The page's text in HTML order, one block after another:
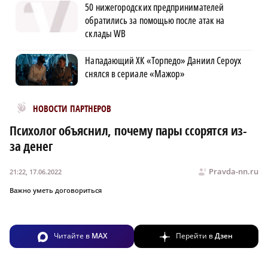
50 нижегородских предпринимателей
обратились за помощью после атак на
склады WB
Нападающий ХК «Торпедо» Даниил Сероух
снялся в сериале «Мажор»
НОВОСТИ ПАРТНЕРОВ
Новости МирТесен
Психолог объяснил, почему пары ссорятся из-
за денег
Pravda-nn.ru
21:22, 17.06.2022
Важно уметь договориться
Читайте в MAX Перейти вДзен